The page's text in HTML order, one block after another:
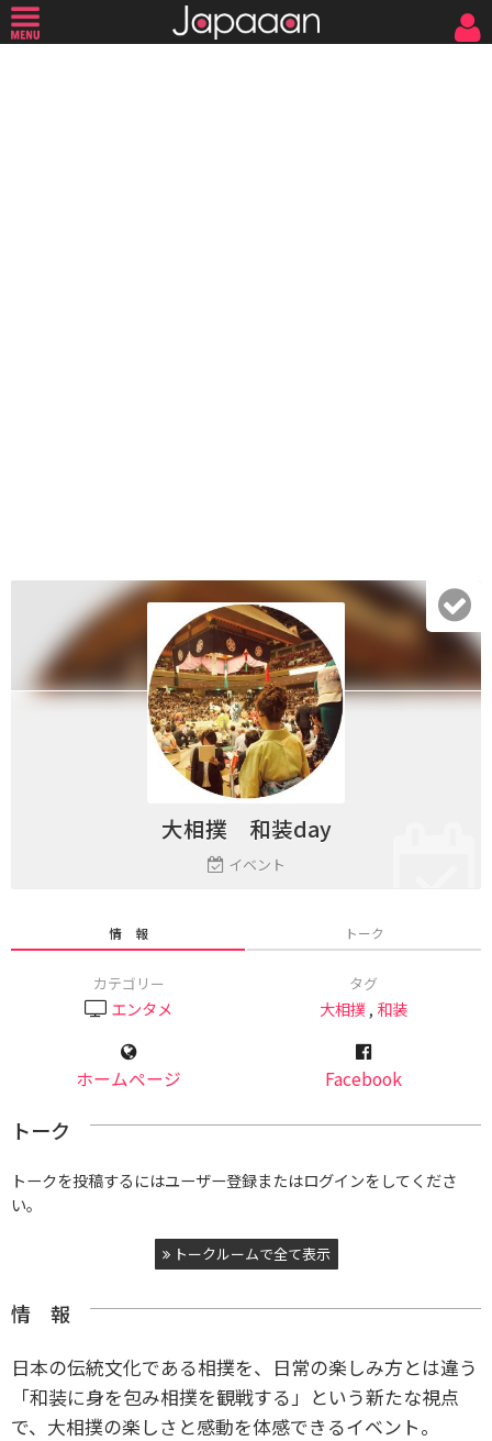
大相撲 和装day
イベント
情 報 トーク
カテゴリー
エンタメ
タグ
大相撲, 和装
ホームページ Facebook
トーク
トークを投稿するにはユーザー登録またはログインをしてくださ
い。
トークルームで全て表示
情 報
日本の伝統文化である相撲を、日常の楽しみ方とは違う
「和装に身を包み相撲を観戦する」という新たな視点
で、大相撲の楽しさと感動を体感できるイベント。